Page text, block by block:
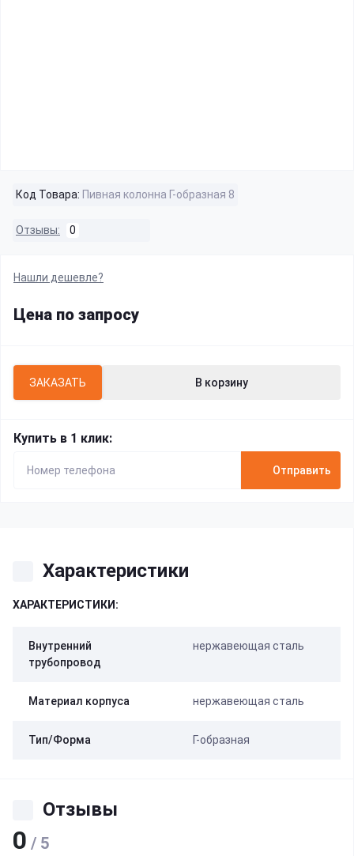
Код Товара: Пивная колонна Г-образная 8
Отзывы: 0
Нашли дешевле?
Цена по запросу
ЗАКАЗАТЬ В корзину
Купить в 1 клик:
Отправить
Характеристики
ХАРАКТЕРИСТИКИ:
Внутренний
трубопровод
нержавеющая сталь
Материал корпуса нержавеющая сталь
Тип/Форма Г-образная
Отзывы
0 / 5